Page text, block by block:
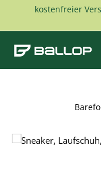
Zum Hauptinhalt
kostenfreier
Bildergalerie